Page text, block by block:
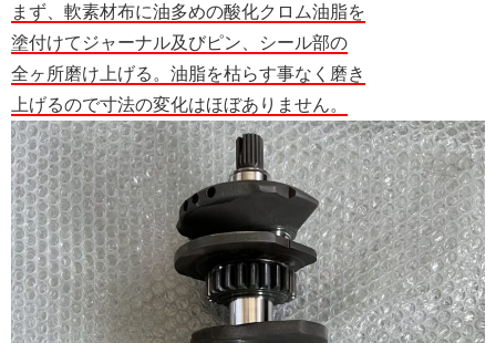
まず、軟素材布に油多めの酸化クロム油脂を
塗付けてジャーナル及びピン、シール部の
全ヶ所磨け上げる。油脂を枯らす事なく磨き
上げるので寸法の変化はほぼありません。